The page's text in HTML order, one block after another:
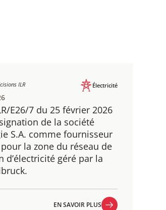
E26/7 du 25 février 2026
de la société
S.A. comme fournisseur
la zone du réseau de
d’électricité géré par la
ILR Électricité
EN SAVOIR PLUS